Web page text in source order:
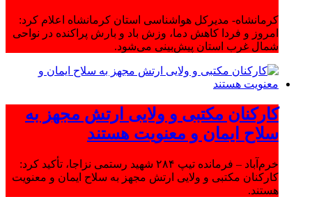
کرمانشاه- مدیرکل هواشناسی استان کرمانشاه اعلام کرد:
امروز و فردا کاهش دما، وزش باد و بارش پراکنده در نواحی
شمال غرب استان پیش‌بینی می‌شود.
کارکنان مکتبی و ولایی ارتش مجهز به
سلاح ایمان و معنویت هستند
خرم‌آباد – فرمانده تیپ ۲۸۴ شهید رستمی نزاجا، تأکید کرد:
کارکنان مکتبی و ولایی ارتش مجهز به سلاح ایمان و معنویت
هستند.